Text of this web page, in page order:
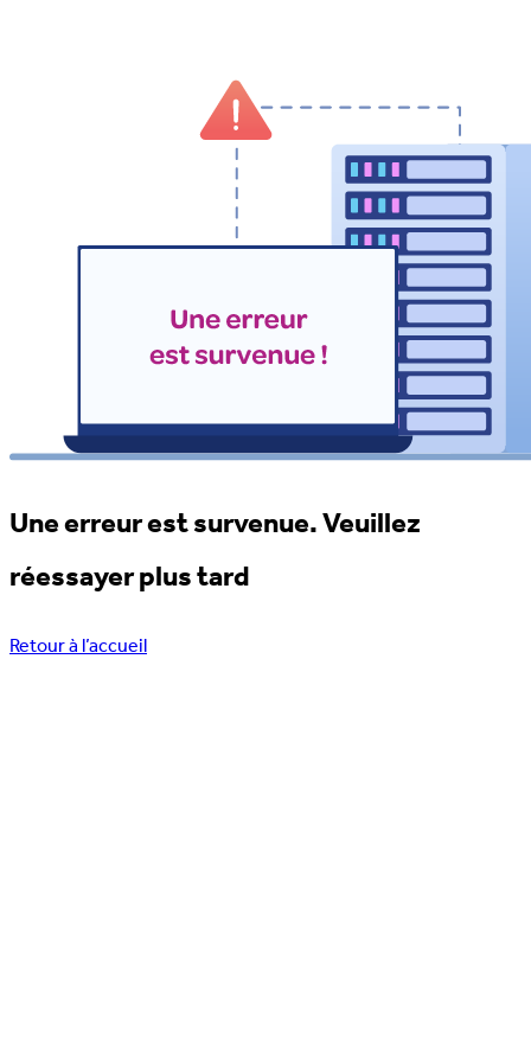
Une erreur est survenue. Veuillez
réessayer plus tard
Retour à l’accueil